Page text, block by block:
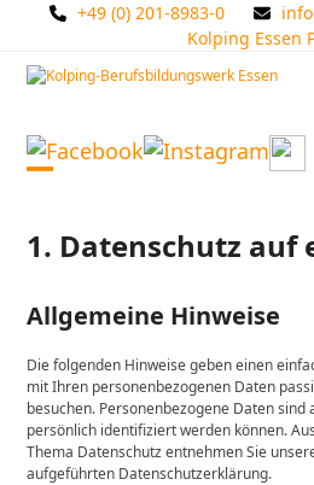
+49 (0) 201-8983-0
Kolping Essen
mobile
mobile
1. Datenschutz auf
Allgemeine Hinweise
Die folgenden Hinweise geben einen
mit Ihren personenbezogenen Daten
besuchen. Personenbezogene Daten sind
persönlich identifiziert werden können.
Thema Datenschutz entnehmen Sie
aufgeführten Datenschutzerklärung.